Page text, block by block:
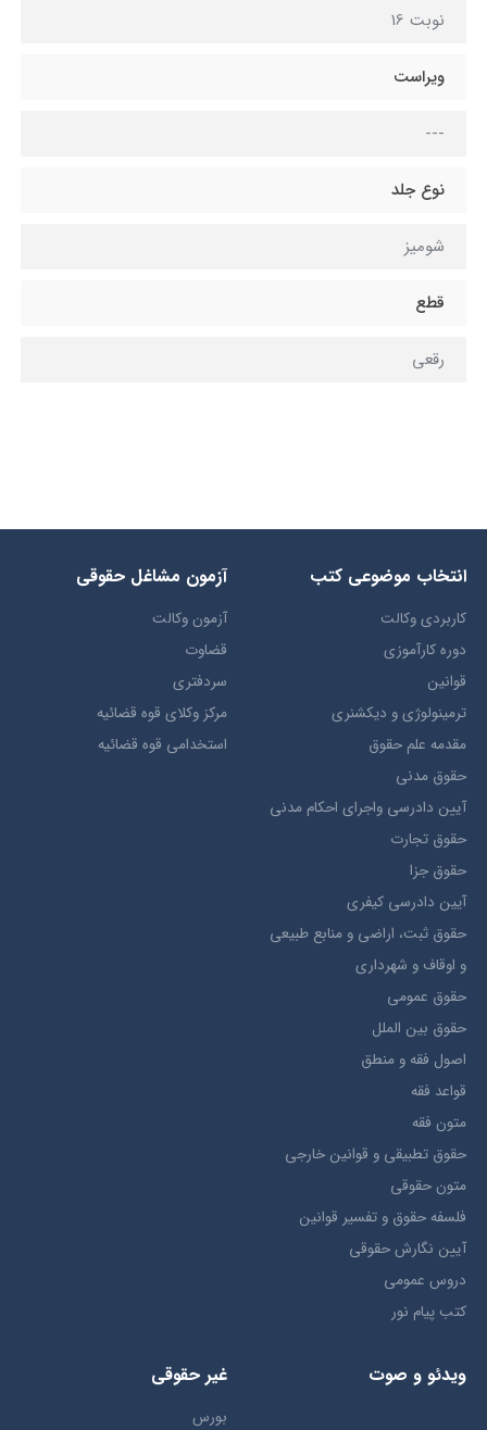
نوبت 16
ویراست
---
نوع جلد
شومیز
قطع
رقعی
انتخاب​ موضوعي​ کتب
کاربردی وکالت
دوره کارآموزی
قوانین
ترمينولوژي و ديکشنري
مقدمه علم حقوق
حقوق مدني
آيين دادرسي ​واجراي ​احکام ​مدني
حقوق تجارت
حقوق جزا
آيین دادرسی کیفری
حقوق ثبت، اراضي و منابع طبيعي
و اوقاف و شهرداری
حقوق عمومی
حقوق بين الملل
اصول فقه و منطق
قواعد فقه
متون فقه
حقوق تطبيقي و قوانین خارجی
متون حقوقي
فلسفه حقوق و تفسیر قوانین
آیین نگارش حقوقی
دروس عمومی
کتب پیام نور
آزمون مشاغل حقوقی
آزمون وکالت
قضاوت
سردفتری
مرکز وکلای قوه قضائیه
استخدامی قوه قضائیه
ویدئو و صوت غیر حقوقی
بورس